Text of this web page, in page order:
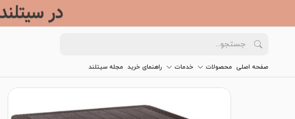
صفحه اصلی محصولات خدمات راهنمای خرید مجله سیتلند